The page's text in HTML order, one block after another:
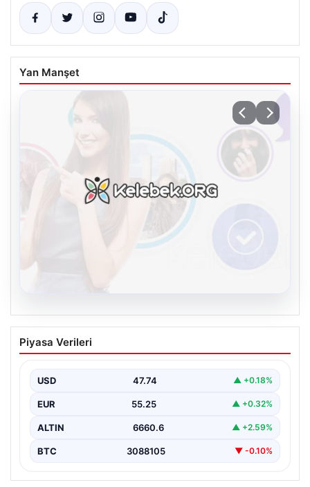
Yan Manşet
Kelebek.Org İle Sanal İletişimin Güvenli
Adresi Ve Sohbet Deneyimi
kurması kritik bir değer ifade etmektedir. Halen…
Piyasa Verileri
USD 47.74 ▲ +0.18%
EUR 55.25 ▲ +0.32%
ALTIN 6660.6 ▲ +2.59%
BTC 3088105 ▼ -0.10%